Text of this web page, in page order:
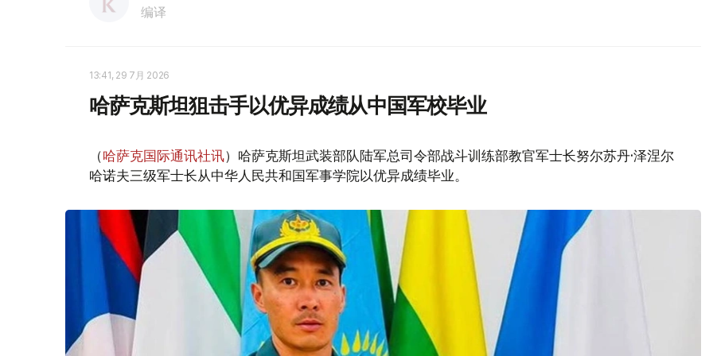
编译
13:41, 29 7月 2026
哈萨克斯坦狙击手以优异成绩从中国军校毕业
（哈萨克国际通讯社讯）哈萨克斯坦武装部队陆军总司令部战斗训练部教官军士长努尔苏丹·泽涅尔
哈诺夫三级军士长从中华人民共和国军事学院以优异成绩毕业。